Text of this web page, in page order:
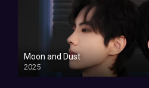
Moon and Dust
2025